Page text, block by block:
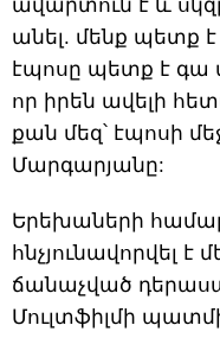
ավարտուն է և
անել. մենք պետք
էպոսը պետք է գա
որ իրեն ավելի
քան մեզ՝ էպոսի
Մարգարյանը:
Երեխաների
հնչյունավորվել է
ճանաչված
Մուլտֆիլմի